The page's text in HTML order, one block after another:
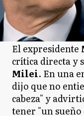
El expresidente
crítica directa y
Milei. En una
dijo que no
cabeza" y
tener "un sueño